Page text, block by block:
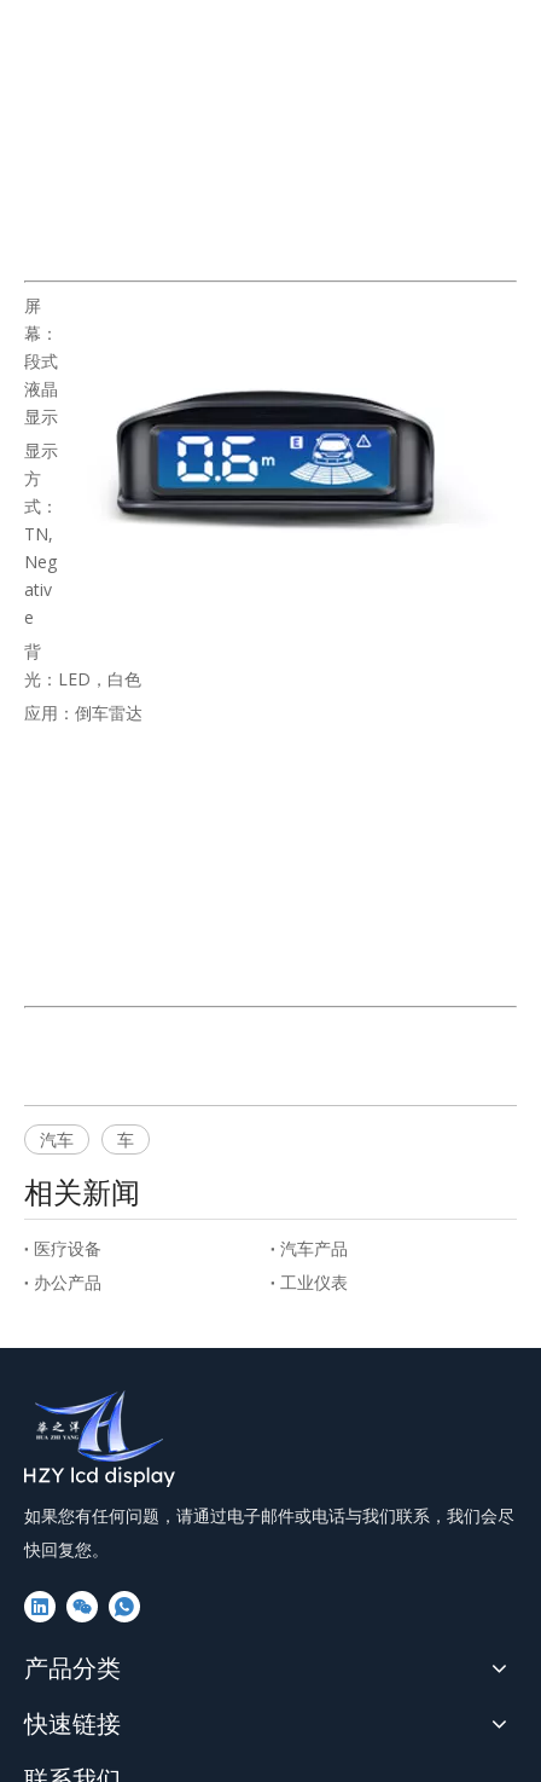
屏
幕：
段式
液晶
显示
显示
方
式：
TN,
Neg
ativ
e
背
光：LED，白色
应用：倒车雷达
汽车 车
相关新闻
医疗设备
汽车产品
办公产品
工业仪表
如果您有任何问题，请通过电子邮件或电话与我们联系，我们会尽
快回复您。
产品分类
快速链接